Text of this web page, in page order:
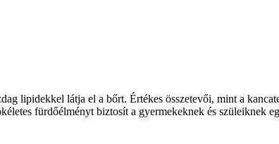
lipidekkel látja el a bőrt. Értékes összetevői, mint a
fürdőélményt biztosít a gyermekeknek és szüleiknek